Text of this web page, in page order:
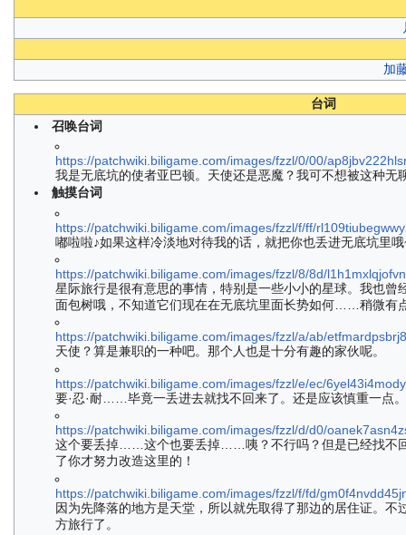
加
台词
召唤台词
https://patchwiki.biligame.com/images/fzzl/0/00/
我是无底坑的使者亚巴顿。天使还是恶魔？我可不想被这种无
触摸台词
https://patchwiki.biligame.com/images/fzzl/f/ff/
嘟啦啦♪如果这样冷淡地对待我的话，就把你也丢进无底坑里
https://patchwiki.biligame.com/images/fzzl/8/8d/
星际旅行是很有意思的事情，特别是一些小小的星球。我也曾
面包树哦，不知道它们现在在无底坑里面长势如何……稍微
https://patchwiki.biligame.com/images/fzzl/a/ab/
天使？算是兼职的一种吧。那个人也是十分有趣的家伙呢。
https://patchwiki.biligame.com/images/fzzl/e/ec/
要·忍·耐……毕竟一丢进去就找不回来了。还是应该慎重一点。
https://patchwiki.biligame.com/images/fzzl/d/d0/
这个要丢掉……这个也要丢掉……咦？不行吗？但是已经找不
了你才努力改造这里的！
https://patchwiki.biligame.com/images/fzzl/f/fd/
因为先降落的地方是天堂，所以就先取得了那边的居住证。不
方旅行了。